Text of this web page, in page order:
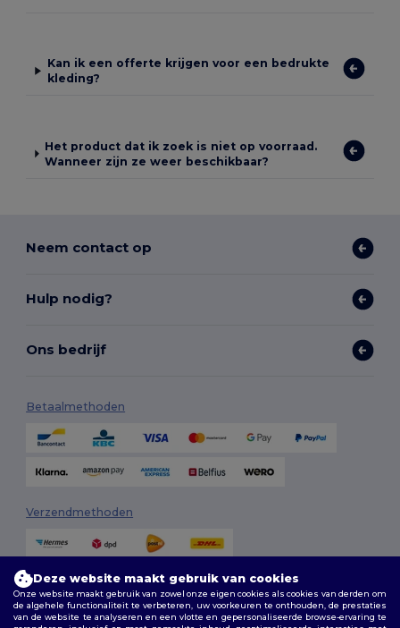
Kan ik een offerte krijgen voor een bedrukte
kleding?
Het product dat ik zoek is niet op voorraad.
Wanneer zijn ze weer beschikbaar?
Neem contact op
Hulp nodig?
Ons bedrijf
Betaalmethoden
Verzendmethoden
Deze website maakt gebruik van cookies
Onze website maakt gebruik van zowel onze eigen cookies als cookies van derden om
de algehele functionaliteit te verbeteren, uw voorkeuren te onthouden, de prestaties
van de website te analyseren en een vlotte en gepersonaliseerde browse-ervaring te